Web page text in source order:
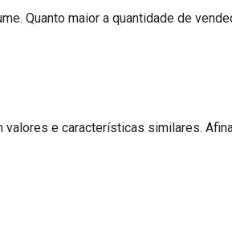
Quanto maior a quantidade de
e características similares.